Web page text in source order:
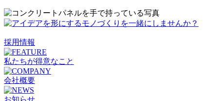
採用情報
私たちが得意なこと
会社概要